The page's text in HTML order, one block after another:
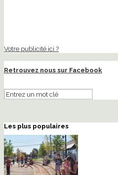
Votre publicité ici ?
Retrouvez nous sur Facebook
Les plus populaires